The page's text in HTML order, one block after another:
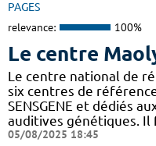
PAGES
relevance: 100%
Le centre
Le centre national de
six centres de
SENSGENE et dédiés
auditives génétiques. Il
05/08/2025 18:45